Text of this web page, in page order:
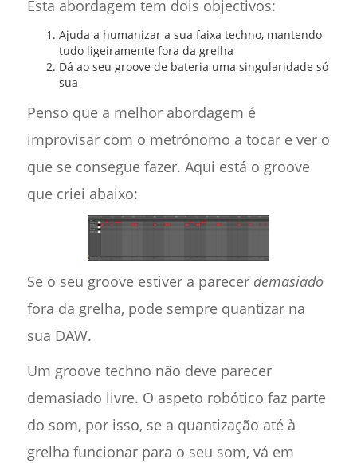
Esta abordagem tem dois objectivos:
Ajuda a humanizar a sua faixa techno, mantendo
tudo ligeiramente fora da grelha
Dá ao seu groove de bateria uma singularidade só
sua
Penso que a melhor abordagem é
improvisar com o metrónomo a tocar e ver o
que se consegue fazer. Aqui está o groove
que criei abaixo:
Se o seu groove estiver a parecer demasiado
fora da grelha, pode sempre quantizar na
sua DAW.
Um groove techno não deve parecer
demasiado livre. O aspeto robótico faz parte
do som, por isso, se a quantização até à
grelha funcionar para o seu som, vá em